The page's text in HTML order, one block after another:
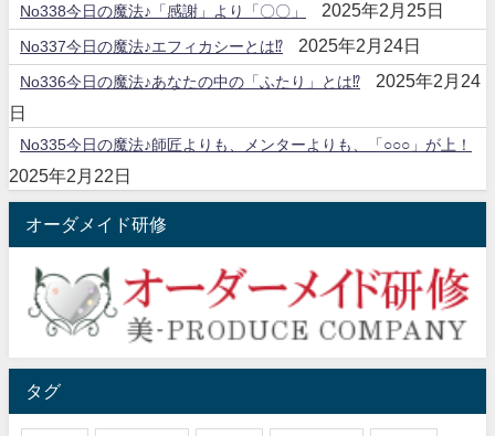
No338今日の魔法♪「感謝」より「〇〇」 2025年2月25日
No337今日の魔法♪エフィカシーとは⁉ 2025年2月24日
No336今日の魔法♪あなたの中の「ふたり」とは⁉
2025年2月24
日
No335今日の魔法♪師匠よりも、メンターよりも、「○○○」が上！
2025年2月22日
オーダメイド研修
タグ